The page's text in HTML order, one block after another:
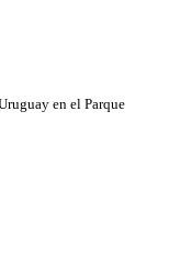
en el Parque